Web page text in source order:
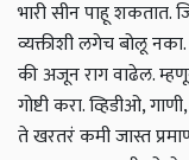
भारी सीन पाहू शकतात.
व्यक्तीशी लगेच बोलू नका.
की अजून राग वाढेल.
गोष्टी करा. व्हिडीओ,
ते खरतरं कमी जास्त